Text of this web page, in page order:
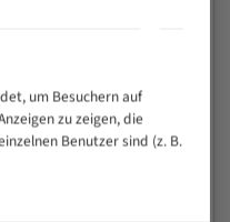
Federstahl
um Besuchern auf
zu zeigen, die
Benutzer sind (z. B.